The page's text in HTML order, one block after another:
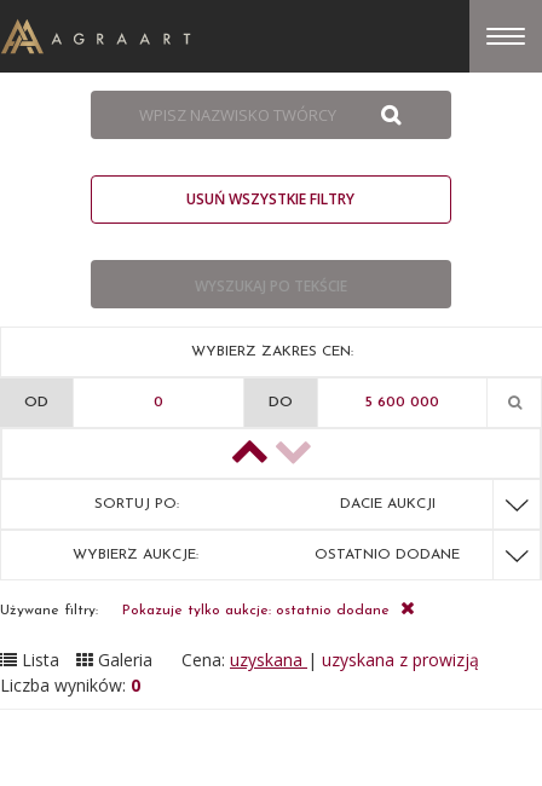
USUŃ WSZYSTKIE FILTRY
WYBIERZ ZAKRES CEN:
OD DO
SORTUJ PO: DACIE AUKCJI
WYBIERZ AUKCJE: OSTATNIO DODANE
Używane filtry: Pokazuje tylko aukcje: ostatnio dodane
Lista Galeria Cena: uzyskana | uzyskana z prowizją
Liczba wyników: 0